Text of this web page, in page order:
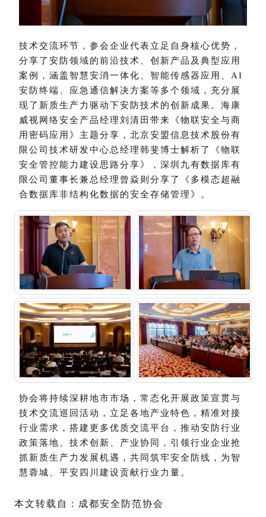
技术交流环节，参会企业代表立足自身核心优势，
分享了安防领域的前沿技术、创新产品及典型应用
案例，涵盖智慧安消一体化、智能传感器应用、 AI
安防终端、应急通信解决方案等多个领域，充分展
现了新质生产力驱动下安防技术的创新成果。海康
威视网络安全产品经理刘清田带来《物联安全与商
用密码应用》主题分享，北京安盟信息技术股份有
限公司技术研发中心总经理韩斐博士解析了《物联
安全管控能力建设思路分享》，深圳九有数据库有
限公司董事长兼总经理曾焱则分享了《多模态超融
合数据库非结构化数据的安全存储管理》。
协会将持续深耕地市市场，常态化开展政策宣贯与
技术交流巡回活动，立足各地产业特色，精准对接
行业需求，搭建更多优质交流平台，推动安防行业
政策落地、技术创新、产业协同，引领行业企业抢
抓新质生产力发展机遇，共同筑牢安全防线，为智
慧蓉城、平安四川建设贡献行业力量。
本文转载自：成都安全防范协会